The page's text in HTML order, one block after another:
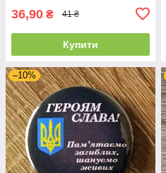
36,90 ₴ 41 ₴
Купити
–10%